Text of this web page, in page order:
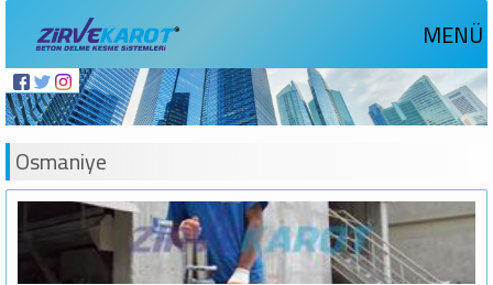
MENÜ
Osmaniye